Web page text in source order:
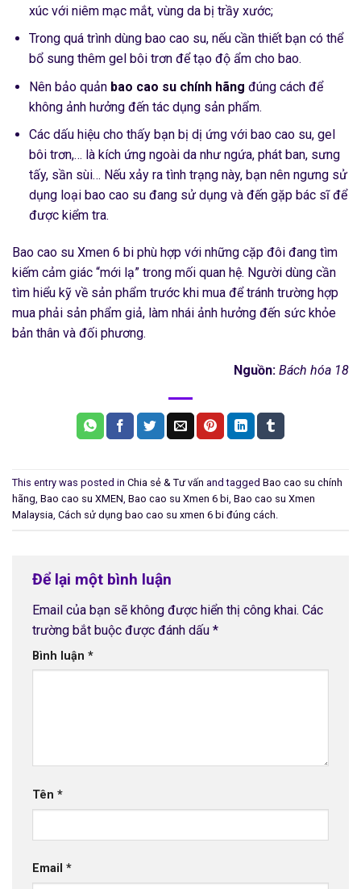
xúc với niêm mạc mắt, vùng da bị trầy xước;
Trong quá trình dùng bao cao su, nếu cần thiết bạn có thể
bổ sung thêm gel bôi trơn để tạo độ ẩm cho bao.
Nên bảo quản bao cao su chính hãng đúng cách để
không ảnh hưởng đến tác dụng sản phẩm.
Các dấu hiệu cho thấy bạn bị dị ứng với bao cao su, gel
bôi trơn,… là kích ứng ngoài da như ngứa, phát ban, sưng
tấy, sần sùi… Nếu xảy ra tình trạng này, bạn nên ngưng sử
dụng loại bao cao su đang sử dụng và đến gặp bác sĩ để
được kiểm tra.
Bao cao su Xmen 6 bi phù hợp với những cặp đôi đang tìm
kiếm cảm giác “mới lạ” trong mối quan hệ. Người dùng cần
tìm hiểu kỹ về sản phẩm trước khi mua để tránh trường hợp
mua phải sản phẩm giả, làm nhái ảnh hưởng đến sức khỏe
bản thân và đối phương.
Nguồn: Bách hóa 18
This entry was posted in Chia sẻ & Tư vấn and tagged Bao cao su chính
hãng, Bao cao su XMEN, Bao cao su Xmen 6 bi, Bao cao su Xmen
Malaysia, Cách sử dụng bao cao su xmen 6 bi đúng cách.
Để lại một bình luận
Email của bạn sẽ không được hiển thị công khai. Các
trường bắt buộc được đánh dấu *
Bình luận *
Tên *
Email *